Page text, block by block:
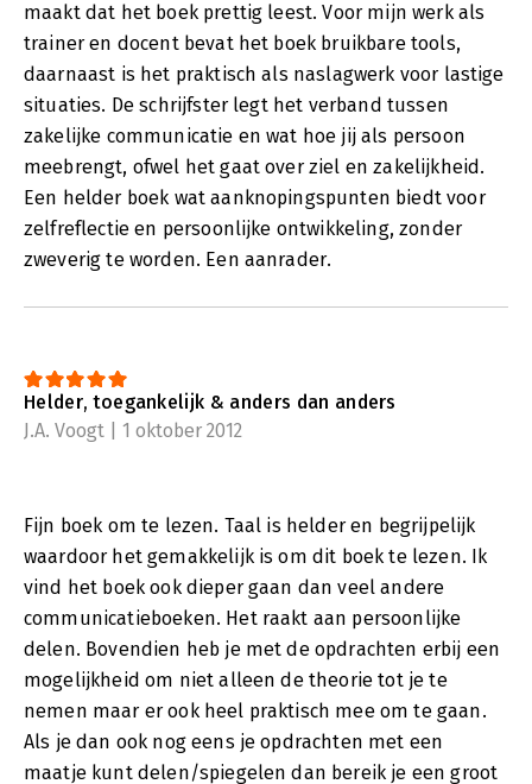
maakt dat het boek prettig leest. Voor mijn werk als
trainer en docent bevat het boek bruikbare tools,
daarnaast is het praktisch als naslagwerk voor lastige
situaties. De schrijfster legt het verband tussen
zakelijke communicatie en wat hoe jij als persoon
meebrengt, ofwel het gaat over ziel en zakelijkheid.
Een helder boek wat aanknopingspunten biedt voor
zelfreflectie en persoonlijke ontwikkeling, zonder
zweverig te worden. Een aanrader.
Helder, toegankelijk & anders dan anders
J.A. Voogt | 1 oktober 2012
Fijn boek om te lezen. Taal is helder en begrijpelijk
waardoor het gemakkelijk is om dit boek te lezen. Ik
vind het boek ook dieper gaan dan veel andere
communicatieboeken. Het raakt aan persoonlijke
delen. Bovendien heb je met de opdrachten erbij een
mogelijkheid om niet alleen de theorie tot je te
nemen maar er ook heel praktisch mee om te gaan.
Als je dan ook nog eens je opdrachten met een
maatje kunt delen/spiegelen dan bereik je een groot